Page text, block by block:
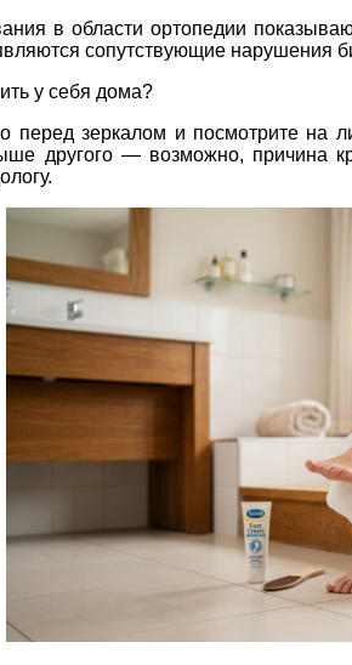
в области ортопедии
сопутствующие нарушения
у себя дома?
перед зеркалом и посмотрите на
другого — возможно, причина